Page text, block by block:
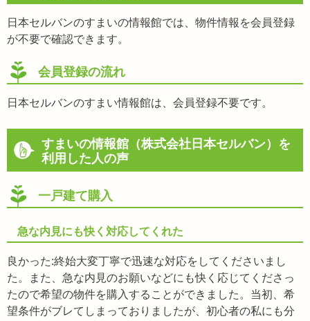
日本セルバンのすまいの情報館では、物件情報を会員登録
が不要で確認できます。
会員登録の流れ
日本セルバンのすまい情報館は、会員登録不要です。
すまいの情報館（株式会社日本セルバン）を
利用した人の声
一戸建て購入
急な内見にも快く対応してくれた
良かった:終始大変丁寧で迅速な対応をしてくださいまし
た。また、急な内見のお願いなどにも快く応じてくださっ
たので希望の物件を購入することができました。当初、希
望条件がブレてしまっておりましたが、初心者の私にも分